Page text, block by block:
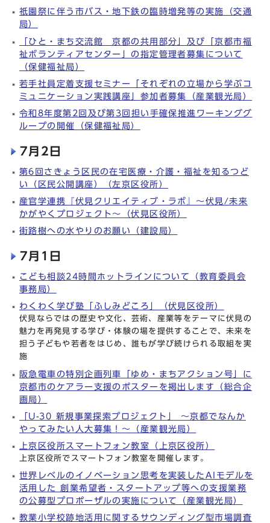
祇園祭に伴う市バス・地下鉄の臨時増発等の実施（交通
局）
「ひと・まち交流館 京都の共用部分」及び「京都市福
祉ボランティアセンター」の指定管理者募集について
（保健福祉局）
若手社員定着支援セミナー「それぞれの立場から学ぶコ
ミュニケーション実践講座」参加者募集（産業観光局）
令和8年度第2回及び第3回担い手確保推進ワーキンググ
ループの開催（保健福祉局）
7月2日
第6回さきょう区民の在宅医療・介護・福祉を知るつど
い（区民公開講座）（左京区役所）
産官学連携『伏見クリエイティブ・ラボ』～伏見/未来
かがやくプロジェクト～（伏見区役所）
街路樹への水やりのお願い（建設局）
7月1日
こども相談24時間ホットラインについて（教育委員会
事務局）
わくわく学び塾「ふしみどころ」（伏見区役所）
伏見ならではの歴史や文化、芸術、産業等をテーマに伏見の
魅力を再発見する学び・体験の場を提供することで、未来を
担う子どもや若者をはじめ、誰もが学び続けられる取組を実
施
阪急電車の特別企画列車「ゆめ・まちアクション号」に
京都市のケアラー支援のポスターを掲出します（総合企
画局）
「U-30 新規事業探索プロジェクト」 ～京都でなんか
やってみたい人大募集！～（産業観光局）
上京区役所スマートフォン教室（上京区役所）
上京区役所でスマートフォン教室を開催します。
世界レベルのイノベーション思考を実装したAIモデルを
活用した 創業希望者・スタートアップ等への支援業務
の公募型プロポーザルの実施について（産業観光局）
教業小学校跡地活用に関するサウンディング型市場調査